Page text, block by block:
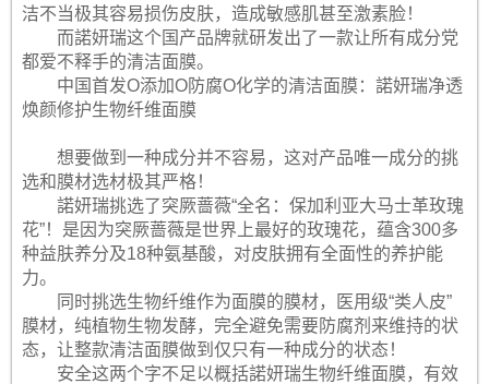
洁不当极其容易损伤皮肤，造成敏感肌甚至激素脸！
而諾妍瑞这个国产品牌就研发出了一款让所有成分党
都爱不释手的清洁面膜。
中国首发O添加O防腐O化学的清洁面膜：諾妍瑞净透
焕颜修护生物纤维面膜
想要做到一种成分并不容易，这对产品唯一成分的挑
选和膜材选材极其严格！
諾妍瑞挑选了突厥蔷薇“全名：保加利亚大马士革玫瑰
花”！是因为突厥蔷薇是世界上最好的玫瑰花，蕴含300多
种益肤养分及18种氨基酸，对皮肤拥有全面性的养护能
力。
同时挑选生物纤维作为面膜的膜材，医用级“类人皮”
膜材，纯植物生物发酵，完全避免需要防腐剂来维持的状
态，让整款清洁面膜做到仅只有一种成分的状态！
安全这两个字不足以概括諾妍瑞生物纤维面膜，有效